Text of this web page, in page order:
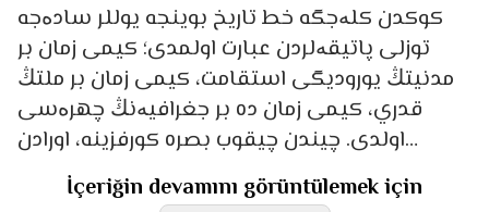
كوكدن كلەجگه خط تاریخ بوینجه یوللر سادەجه
توزلی پاتيقەلردن عبارت اولمدی؛ كیمی زمان بر
مدنیتڭ یورودیگی استقامت، كیمی زمان بر ملتڭ
قدري، كیمی زمان ده بر جغرافیەنڭ چهرەسی
اولدی. چیندن چیقوب بصره كورفزينه، اورادن
آناطولی
İçeriğin devamını görüntülemek için